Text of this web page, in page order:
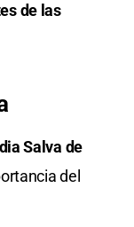
de las
Salva de
del